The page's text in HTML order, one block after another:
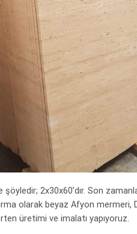
2x30x60’dır. Son
olarak beyaz Afyon mermeri,
üretimi ve imalatı yapıyoruz.